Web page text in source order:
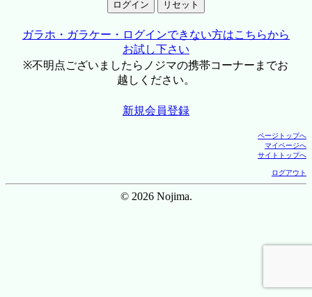
ガラホ・ガラケー・ログインできない方はこちらから
お試し下さい
※不明点ございましたらノジマの携帯コーナーまでお
越しください。
新規会員登録
ページトップへ
マイページへ
サイトトップへ
ログアウト
© 2026 Nojima.